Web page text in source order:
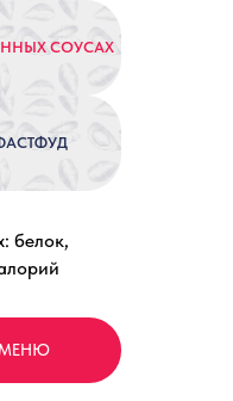
СОУСАХ
МЕНЮ
белок,